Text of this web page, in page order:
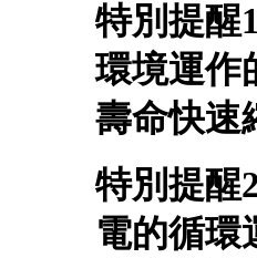
特別提醒
環境運作
壽命快速
特別提醒
電的循環